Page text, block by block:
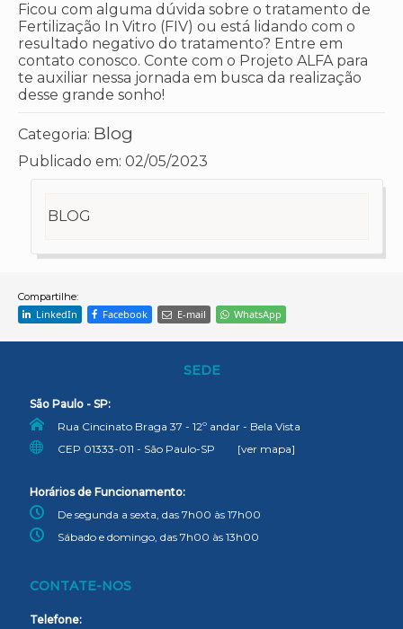
Ficou com alguma dúvida sobre o tratamento de
Fertilização In Vitro (FIV) ou está lidando com o
resultado negativo do tratamento? Entre em
contato conosco. Conte com o Projeto ALFA para
te auxiliar nessa jornada em busca da realização
desse grande sonho!
Categoria: Blog
Publicado em: 02/05/2023
BLOG
Compartilhe:
LinkedIn Facebook E-mail WhatsApp
SEDE
São Paulo - SP:
Rua Cincinato Braga 37 - 12º andar - Bela Vista
CEP 01333-011 - São Paulo-SP
[ver mapa]
Horários de Funcionamento:
De segunda a sexta, das 7h00 às 17h00
Sábado e domingo, das 7h00 às 13h00
CONTATE-NOS
Telefone: